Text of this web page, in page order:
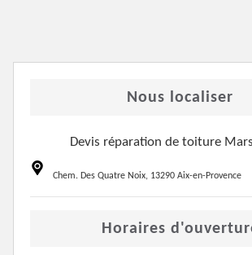
Nous localiser
Devis réparation de toiture
Chem. Des Quatre Noix, 13290 Aix-en-Provence
Horaires